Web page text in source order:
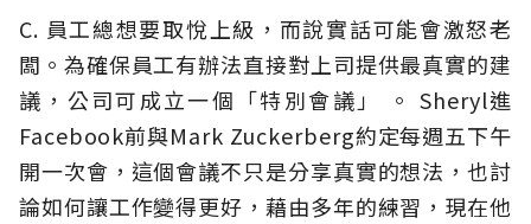
C. 員工總想要取悅上級，而說實話可能會激怒老
闆。為確保員工有辦法直接對上司提供最真實的建
議，公司可成立一個「特別會議」 。 Sheryl進
Facebook前與Mark Zuckerberg約定每週五下午
開一次會，這個會議不只是分享真實的想法，也討
論如何讓工作變得更好，藉由多年的練習，現在他